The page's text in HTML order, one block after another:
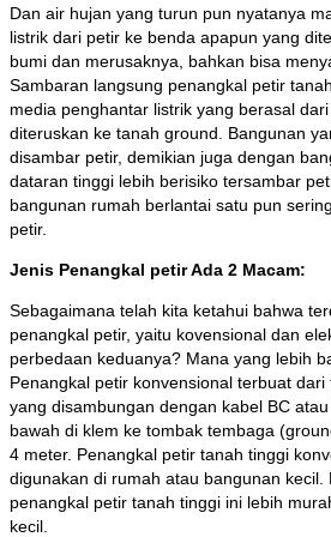
Dan air hujan yang turun pun nyatanya
listrik dari petir ke benda apapun yang
bumi dan merusaknya, bahkan bisa
Sambaran langsung penangkal petir
media penghantar listrik yang berasal
diteruskan ke tanah ground. Bangunan
disambar petir, demikian juga dengan
dataran tinggi lebih berisiko tersambar
bangunan rumah berlantai satu pun
petir.
Jenis Penangkal petir Ada 2 Macam:
Sebagaimana telah kita ketahui bahwa
penangkal petir, yaitu kovensional dan
perbedaan keduanya? Mana yang lebih
Penangkal petir konvensional terbuat
yang disambungan dengan kabel BC
bawah di klem ke tombak tembaga
4 meter. Penangkal petir tanah tinggi
digunakan di rumah atau bangunan kecil.
penangkal petir tanah tinggi ini lebih
kecil.